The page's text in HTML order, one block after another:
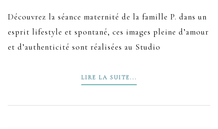
Découvrez la séance maternité de la famille P. dans un
esprit lifestyle et spontané, ces images pleine d’amour
et d’authenticité sont réalisées au Studio
LIRE LA SUITE...